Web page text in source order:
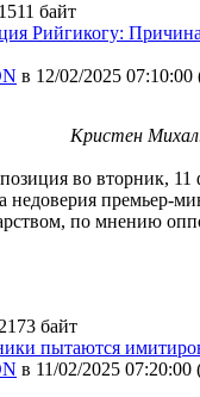
байт
Рийгикогу:
в 12/02/2025 07:10:00
Кристен
во вторник,
недоверия премьер-
по мнению
байт
пытаются
в 11/02/2025 07:20:00